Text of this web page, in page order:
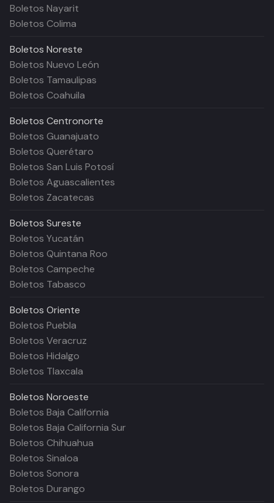
Boletos Nayarit
Boletos Colima
Boletos Noreste
Boletos Nuevo León
Boletos Tamaulipas
Boletos Coahuila
Boletos Centronorte
Boletos Guanajuato
Boletos Querétaro
Boletos San Luis Potosí
Boletos Aguascalientes
Boletos Zacatecas
Boletos Sureste
Boletos Yucatán
Boletos Quintana Roo
Boletos Campeche
Boletos Tabasco
Boletos Oriente
Boletos Puebla
Boletos Veracruz
Boletos Hidalgo
Boletos Tlaxcala
Boletos Noroeste
Boletos Baja California
Boletos Baja California Sur
Boletos Chihuahua
Boletos Sinaloa
Boletos Sonora
Boletos Durango